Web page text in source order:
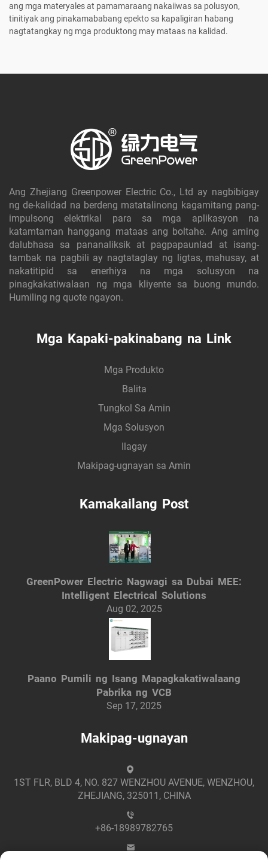
ang mga materyales at pamamaraang nakaiiwas sa polusyon,
tinitiyak ang pinakamababang epekto sa kapaligiran habang
nagtatangkay ng mga produktong may mataas na kalidad.
Ang Zhejiang Greenpower Electric Co., Ltd ay nagbibigay
ng de-kalidad na berdeng matatalinong kagamitang pang-
impulsong elektrikal para sa mga aplikasyon na
katamtaman hanggang mataas ang boltahe. Ang aming
dalubhasa sa pananaliksik at pagpapaunlad at isang-
tambak na pagbili ay nagtataglay ng ligtas, mahusay, at
nakatitipid sa enerhiya na mga solusyon na
pinagkakatiwalaan ng mga kliyente sa buong mundo.
Humiling ng quote ngayon.
Mga Kapaki-pakinabang na Link
Mga Produkto
Balita
Tungkol Sa Amin
Mga Solusyon
Ilagay
Makipag-ugnayan sa Amin
Kamakailang Post
GreenPower Electric Nagwagi sa Dubai MEE:
Intelligent Electrical Solutions
Aug 02, 2025
Paano Pumili ng Isang Mapagkakatiwalaang
Pabrika ng VCB
Sep 17, 2025
Makipag-ugnayan
1ST FLR, BLD 4, NO. 827 WENZHOU AVENUE, WENZHOU,
ZHEJIANG, 325011, CHINA
+86-18989782765